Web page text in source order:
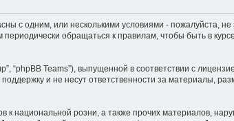
с одним, или несколькими условиями - пожалуйста, не
обращаться к правилам, чтобы быть в
“phpBB Teams”), выпущенной в соответствии с
поддержку и не несут ответственности за материалы,
к национальной розни, а также прочих материалов,